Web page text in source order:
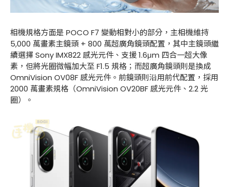
相機規格方面是 POCO F7 變動相對小的部分，主相機維持
5,000 萬畫素主鏡頭 + 800 萬超廣角鏡頭配置，其中主鏡頭繼
續選擇 Sony IMX822 感光元件、支援 1.6μm 四合一超大像
素，但將光圈微幅加大至 F1.5 規格；而超廣角鏡頭則是換成
OmniVision OV08F 感光元件。前鏡頭則沿用前代配置，採用
2000 萬畫素規格（OmniVision OV20BF 感光元件、2.2 光
圈）。